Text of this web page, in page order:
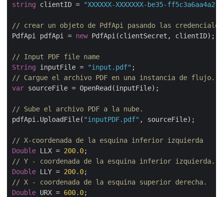
string clientID = "XXXXXX-XXXXXXX-be35-ff5c3a6aa4a2"
// crear un objeto de PdfApi pasando las
PdfApi pdfApi = new PdfApi(clientSecret, clientID);
// Input PDF file name
String inputFile = "input.pdf"
// Cargue el archivo PDF en una instancia de flujo.
var sourceFile = OpenRead(inputFile);
// Sube el archivo PDF a la nube.
pdfApi.UploadFile( "inputPDF.pdf" , sourceFile);
// X-coordenada de la esquina inferior izquierda
Double LLX = 200.0
// Y - coordenada de la esquina inferior izquierda.
Double LLY = 200.0
// X - coordenada de la esquina superior derecha.
Double URX = 600.0